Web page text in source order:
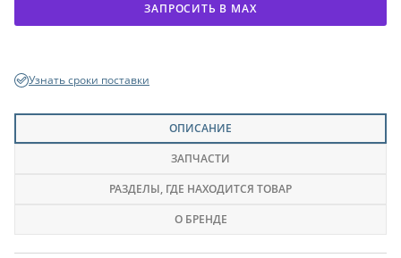
ЗАПРОСИТЬ В МАХ
Узнать сроки поставки
ОПИСАНИЕ
ЗАПЧАСТИ
РАЗДЕЛЫ, ГДЕ НАХОДИТСЯ ТОВАР
О БРЕНДЕ